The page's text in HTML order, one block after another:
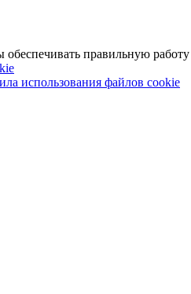
правильную работу
использования файлов cookie